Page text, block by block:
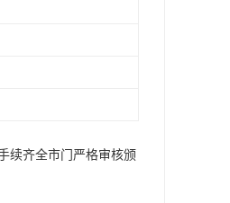
续齐全市门严格审核颁